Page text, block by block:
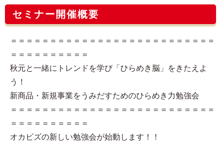
セミナー開催概要
＝＝＝＝＝＝＝＝＝＝＝＝＝＝＝＝＝＝＝＝＝＝＝＝＝＝
＝＝＝＝＝＝＝＝＝＝
秋元と一緒にトレンドを学び「ひらめき脳」をきたえよ
う！
新商品・新規事業をうみだすためのひらめき力勉強会
＝＝＝＝＝＝＝＝＝＝＝＝＝＝＝＝＝＝＝＝＝＝＝＝＝＝
＝＝＝＝＝＝＝＝＝＝
オカビズの新しい勉強会が始動します！！